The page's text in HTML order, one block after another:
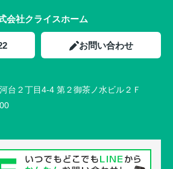
会社クライスホーム
お問い合わせ
台２丁目4-4 第２御茶ノ水ビル２Ｆ